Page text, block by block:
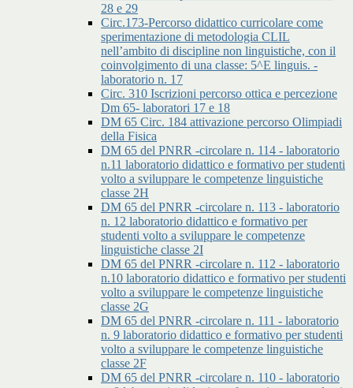
28 e 29
Circ.173-Percorso didattico curricolare come
sperimentazione di metodologia CLIL
nell’ambito di discipline non linguistiche, con il
coinvolgimento di una classe: 5^E linguis. -
laboratorio n. 17
Circ. 310 Iscrizioni percorso ottica e percezione
Dm 65- laboratori 17 e 18
DM 65 Circ. 184 attivazione percorso Olimpiadi
della Fisica
DM 65 del PNRR -circolare n. 114 - laboratorio
n.11 laboratorio didattico e formativo per studenti
volto a sviluppare le competenze linguistiche
classe 2H
DM 65 del PNRR -circolare n. 113 - laboratorio
n. 12 laboratorio didattico e formativo per
studenti volto a sviluppare le competenze
linguistiche classe 2I
DM 65 del PNRR -circolare n. 112 - laboratorio
n.10 laboratorio didattico e formativo per studenti
volto a sviluppare le competenze linguistiche
classe 2G
DM 65 del PNRR -circolare n. 111 - laboratorio
n. 9 laboratorio didattico e formativo per studenti
volto a sviluppare le competenze linguistiche
classe 2F
DM 65 del PNRR -circolare n. 110 - laboratorio